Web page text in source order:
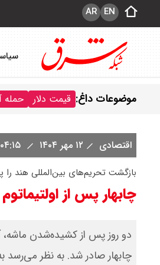
EN
AR
موضوعات داغ: قیمت دلار حمله
اقتصادی ۱۲ مهر ۱۴۰۴
بازگشت تحریم‌های بین‌المللی هند را
چابهار پس از اولتیماتوم
چابهار صادر شد. به نظر می‌رسد